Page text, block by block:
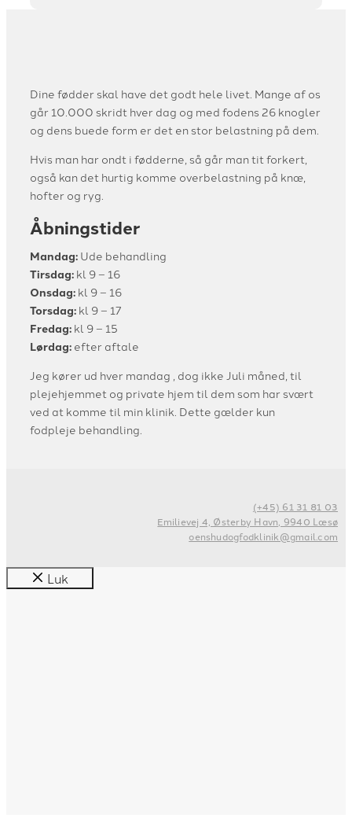
Dine fødder skal have det godt hele livet. Mange af os
går 10.000 skridt hver dag og med fodens 26 knogler
og dens buede form er det en stor belastning på dem.
Hvis man har ondt i fødderne, så går man tit forkert,
også kan det hurtig komme overbelastning på knæ,
hofter og ryg.
Åbningstider
Mandag: Ude behandling
Tirsdag: kl 9 – 16
Onsdag: kl 9 – 16
Torsdag: kl 9 – 17
Fredag: kl 9 – 15
Lørdag: efter aftale
Jeg kører ud hver mandag , dog ikke Juli måned, til
plejehjemmet og private hjem til dem som har svært
ved at komme til min klinik. Dette gælder kun
fodpleje behandling.
(+45) 61 31 81 03
Emilievej 4, Østerby Havn, 9940 Læsø
oenshudogfodklinik@gmail.com
Luk